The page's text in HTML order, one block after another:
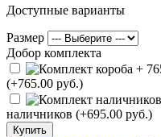
Доступные варианты
Размер
Добор комплекта
(+765.00 руб.)
наличников (+695.00 руб.)
Купить